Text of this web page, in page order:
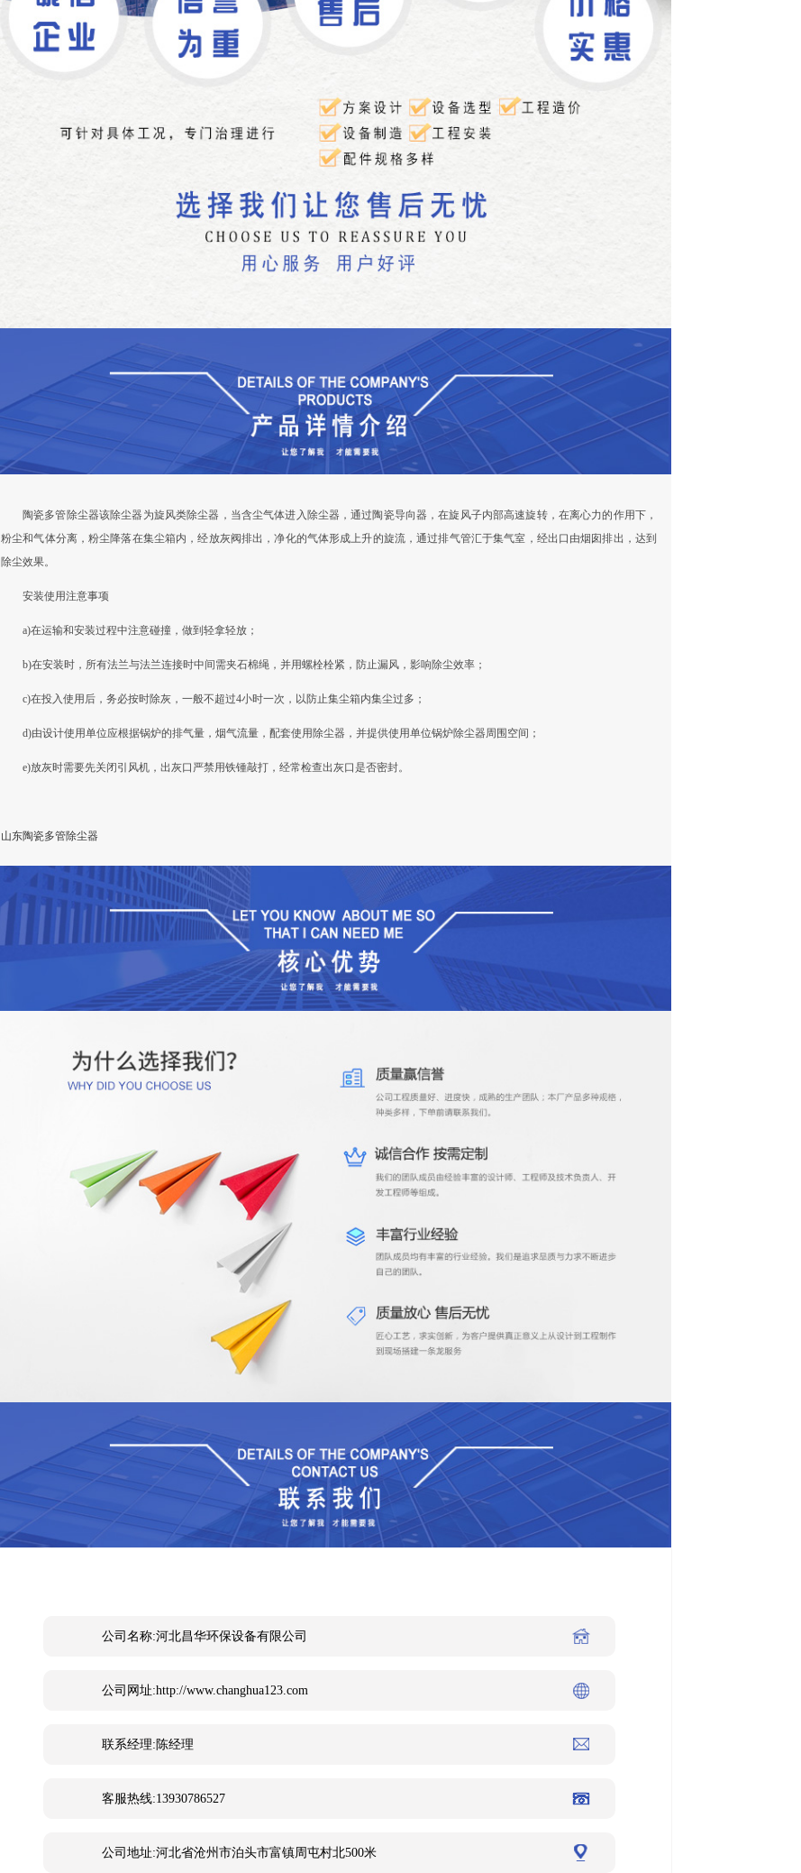
陶瓷多管除尘器该除尘器为旋风类除尘器，当含尘气体进入除尘器，通过陶瓷导向器，在旋风子内部高速旋转，在离心力的作用下，
粉尘和气体分离，粉尘降落在集尘箱内，经放灰阀排出，净化的气体形成上升的旋流，通过排气管汇于集气室，经出口由烟囱排出，达到
除尘效果。
安装使用注意事项
a)在运输和安装过程中注意碰撞，做到轻拿轻放；
b)在安装时，所有法兰与法兰连接时中间需夹石棉绳，并用螺栓栓紧，防止漏风，影响除尘效率；
c)在投入使用后，务必按时除灰，一般不超过4小时一次，以防止集尘箱内集尘过多；
d)由设计使用单位应根据锅炉的排气量，烟气流量，配套使用除尘器，并提供使用单位锅炉除尘器周围空间；
e)放灰时需要先关闭引风机，出灰口严禁用铁锺敲打，经常检查出灰口是否密封。
山东陶瓷多管除尘器
公司名称:河北昌华环保设备有限公司
公司网址:http://www.changhua123.com
联系经理:陈经理
客服热线:13930786527
公司地址:河北省沧州市泊头市富镇周屯村北500米